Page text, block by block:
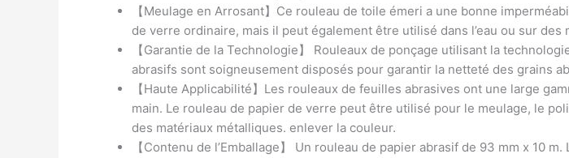
【Meulage en Arrosant】Ce rouleau de toile émeri a une bonne
de verre ordinaire, mais il peut également être utilisé dans l’eau ou sur des
【Garantie de la Technologie】 Rouleaux de ponçage utilisant la
abrasifs sont soigneusement disposés pour garantir la netteté des grains
【Haute Applicabilité】Les rouleaux de feuilles abrasives ont une large
main. Le rouleau de papier de verre peut être utilisé pour le meulage, le
des matériaux métalliques. enlever la couleur.
【Contenu de l’Emballage】 Un rouleau de papier abrasif de 93 mm x 10